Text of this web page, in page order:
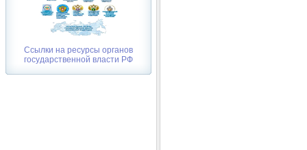
Ссылки на ресурсы органов
государственной власти РФ